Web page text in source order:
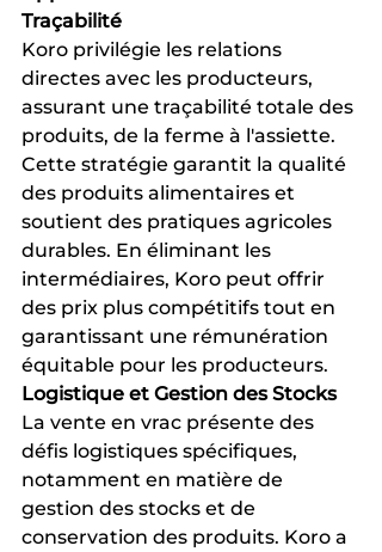
Traçabilité
Koro privilégie les relations
directes avec les producteurs,
assurant une traçabilité totale des
produits, de la ferme à l'assiette.
Cette stratégie garantit la qualité
des produits alimentaires et
soutient des pratiques agricoles
durables. En éliminant les
intermédiaires, Koro peut offrir
des prix plus compétitifs tout en
garantissant une rémunération
équitable pour les producteurs.
Logistique et Gestion des Stocks
La vente en vrac présente des
défis logistiques spécifiques,
notamment en matière de
gestion des stocks et de
conservation des produits. Koro a